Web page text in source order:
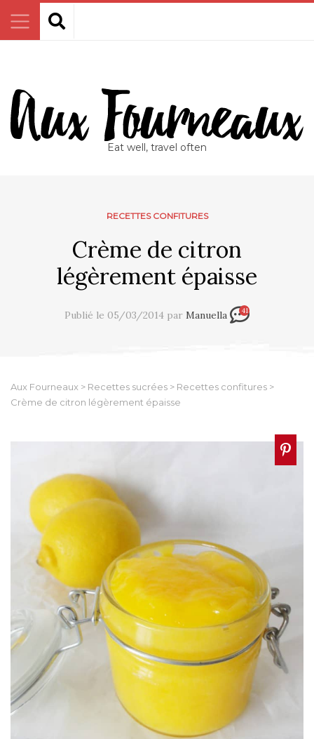
Eat well, travel often
RECETTES CONFITURES
Crème de citron
légèrement épaisse
Publié le 05/03/2014 par Manuella 41
Aux Fourneaux > Recettes sucrées > Recettes confitures >
Crème de citron légèrement épaisse